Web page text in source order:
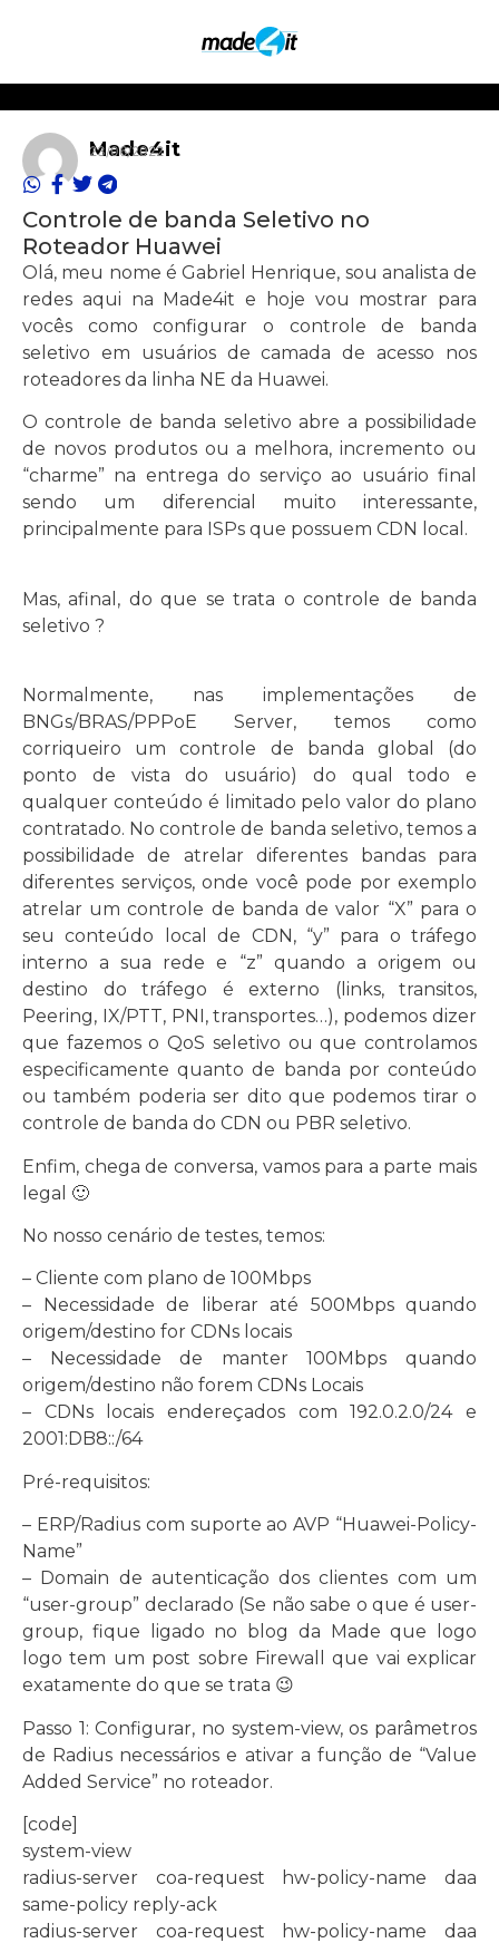
Made4it
23/06/2022
Controle de banda Seletivo no
Roteador Huawei
Olá, meu nome é Gabriel Henrique, sou analista de
redes aqui na Made4it e hoje vou mostrar para
vocês como configurar o controle de banda
seletivo em usuários de camada de acesso nos
roteadores da linha NE da Huawei.
O controle de banda seletivo abre a possibilidade
de novos produtos ou a melhora, incremento ou
“charme” na entrega do serviço ao usuário final
sendo um diferencial muito interessante,
principalmente para ISPs que possuem CDN local.
Mas, afinal, do que se trata o controle de banda
seletivo ?
Normalmente, nas implementações de
BNGs/BRAS/PPPoE Server, temos como
corriqueiro um controle de banda global (do
ponto de vista do usuário) do qual todo e
qualquer conteúdo é limitado pelo valor do plano
contratado. No controle de banda seletivo, temos a
possibilidade de atrelar diferentes bandas para
diferentes serviços, onde você pode por exemplo
atrelar um controle de banda de valor “X” para o
seu conteúdo local de CDN, “y” para o tráfego
interno a sua rede e “z” quando a origem ou
destino do tráfego é externo (links, transitos,
Peering, IX/PTT, PNI, transportes…), podemos dizer
que fazemos o QoS seletivo ou que controlamos
especificamente quanto de banda por conteúdo
ou também poderia ser dito que podemos tirar o
controle de banda do CDN ou PBR seletivo.
Enfim, chega de conversa, vamos para a parte mais
legal 🙂
No nosso cenário de testes, temos:
– Cliente com plano de 100Mbps
– Necessidade de liberar até 500Mbps quando
origem/destino for CDNs locais
– Necessidade de manter 100Mbps quando
origem/destino não forem CDNs Locais
– CDNs locais endereçados com 192.0.2.0/24 e
2001:DB8::/64
Pré-requisitos:
– ERP/Radius com suporte ao AVP “Huawei-Policy-
Name”
– Domain de autenticação dos clientes com um
“user-group” declarado (Se não sabe o que é user-
group, fique ligado no blog da Made que logo
logo tem um post sobre Firewall que vai explicar
exatamente do que se trata 😉
Passo 1: Configurar, no system-view, os parâmetros
de Radius necessários e ativar a função de “Value
Added Service” no roteador.
[code]
system-view
radius-server coa-request hw-policy-name daa
same-policy reply-ack
radius-server coa-request hw-policy-name daa